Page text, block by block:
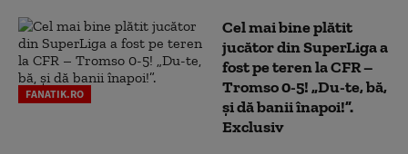
FANATIK.RO
Cel mai bine plătit
jucător din SuperLiga a
fost pe teren la CFR –
Tromso 0-5! „Du-te, bă,
și dă banii înapoi!”.
Exclusiv